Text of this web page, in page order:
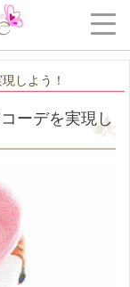
しよう！
ーデを実現し